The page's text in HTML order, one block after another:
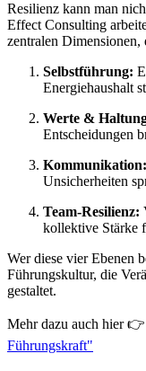
Resilienz kann man
Effect Consulting
zentralen Dimensionen,
Selbstführung:
Energiehaushalt
Werte &
Entscheidungen
Kommunikation:
Unsicherheiten
Team-Resilienz:
kollektive Stärke
Wer diese vier Ebenen
Führungskultur, die
gestaltet.
Mehr dazu auch hier 👉
Führungskraft"